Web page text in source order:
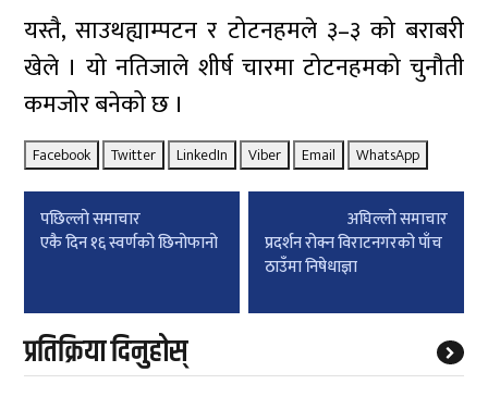
यस्तै, साउथह्याम्पटन र टोटनहमले ३–३ को बराबरी
खेले । यो नतिजाले शीर्ष चारमा टोटनहमको चुनौती
कमजोर बनेको छ ।
Facebook Twitter LinkedIn Viber Email WhatsApp
Post
navigation
पछिल्लाे समाचार
एकै दिन १६ स्वर्णको छिनोफानो
अघिल्लाे समाचार
प्रदर्शन रोक्न विराटनगरको पाँच
ठाउँमा निषेधाज्ञा
प्रतिक्रिया दिनुहोस्